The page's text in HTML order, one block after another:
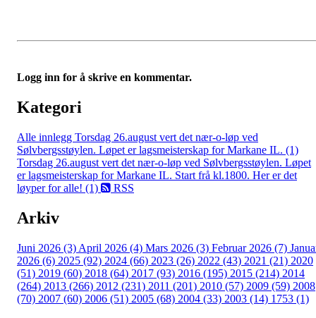
Logg inn for å skrive en kommentar.
Kategori
Alle innlegg Torsdag 26.august vert det nær-o-løp ved
Sølvbergsstøylen. Løpet er lagsmeisterskap for Markane IL. (1)
Torsdag 26.august vert det nær-o-løp ved Sølvbergsstøylen. Løpet
er lagsmeisterskap for Markane IL. Start frå kl.1800. Her er det
løyper for alle! (1)
RSS
Arkiv
Juni 2026 (3) April 2026 (4) Mars 2026 (3) Februar 2026 (7)
2026 (6) 2025 (92) 2024 (66) 2023 (26) 2022 (43) 2021 (21) 2020
(51) 2019 (60) 2018 (64) 2017 (93) 2016 (195) 2015 (214) 2014
(264) 2013 (266) 2012 (231) 2011 (201) 2010 (57) 2009 (59) 2008
(70) 2007 (60) 2006 (51) 2005 (68) 2004 (33) 2003 (14) 1753 (1)